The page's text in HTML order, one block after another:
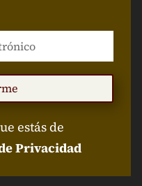
estás de
Privacidad